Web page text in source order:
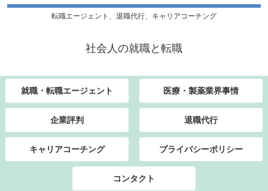
転職エージェント、退職代行、キャリアコーチング
社会人の就職と転職
就職・転職エージェント 医療・製薬業界事情
企業評判 退職代行
キャリアコーチング プライバシーポリシー
コンタクト